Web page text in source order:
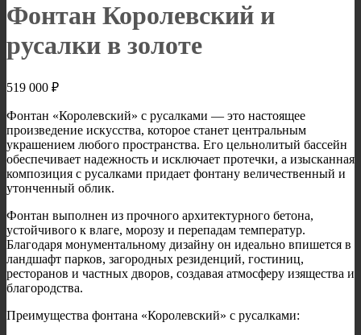
Фонтан Королевский и
русалки в золоте
519 000 ₽
Фонтан «Королевский» с русалками — это настоящее
произведение искусства, которое станет центральным
украшением любого пространства. Его цельнолитый бассейн
обеспечивает надежность и исключает протечки, а изысканная
композиция с русалками придает фонтану величественный и
утонченный облик.
Фонтан выполнен из прочного архитектурного бетона,
устойчивого к влаге, морозу и перепадам температур.
Благодаря монументальному дизайну он идеально впишется в
ландшафт парков, загородных резиденций, гостиниц,
ресторанов и частных дворов, создавая атмосферу изящества и
благородства.
Преимущества фонтана «Королевский» с русалками: